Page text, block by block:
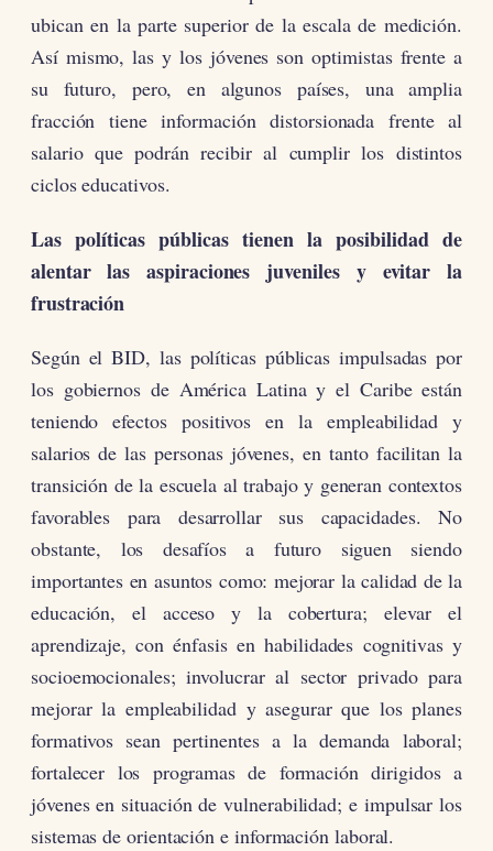
ubican en la parte superior de la escala de medición.
Así mismo, las y los jóvenes son optimistas frente a
su futuro, pero, en algunos países, una amplia
fracción tiene información distorsionada frente al
salario que podrán recibir al cumplir los distintos
ciclos educativos.
Las políticas públicas tienen la posibilidad de
alentar las aspiraciones juveniles y evitar la
frustración
Según el BID, las políticas públicas impulsadas por
los gobiernos de América Latina y el Caribe están
teniendo efectos positivos en la empleabilidad y
salarios de las personas jóvenes, en tanto facilitan la
transición de la escuela al trabajo y generan contextos
favorables para desarrollar sus capacidades. No
obstante, los desafíos a futuro siguen siendo
importantes en asuntos como: mejorar la calidad de la
educación, el acceso y la cobertura; elevar el
aprendizaje, con énfasis en habilidades cognitivas y
socioemocionales; involucrar al sector privado para
mejorar la empleabilidad y asegurar que los planes
formativos sean pertinentes a la demanda laboral;
fortalecer los programas de formación dirigidos a
jóvenes en situación de vulnerabilidad; e impulsar los
sistemas de orientación e información laboral.